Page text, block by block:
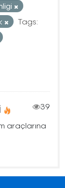
Tags:
39
araçlarına